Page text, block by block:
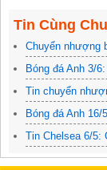
Tin Cùng
Chuyển nhượng
Bóng đá Anh 3/
Tin chuyển
Bóng đá Anh
Tin Chelsea 6/5: